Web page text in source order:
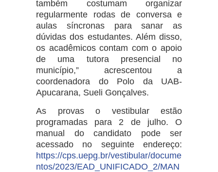
também costumam organizar
regularmente rodas de conversa e
aulas síncronas para sanar as
dúvidas dos estudantes. Além disso,
os acadêmicos contam com o apoio
de uma tutora presencial no
município,” acrescentou a
coordenadora do Polo da UAB-
Apucarana, Sueli Gonçalves.
As provas o vestibular estão
programadas para 2 de julho. O
manual do candidato pode ser
acessado no seguinte endereço:
https://cps.uepg.br/vestibular/docume
ntos/2023/EAD_UNIFICADO_2/MAN